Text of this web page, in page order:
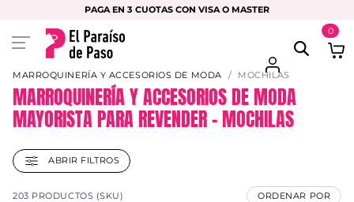
PAGA EN 3 CUOTAS CON VISA O MASTER
0
MARROQUINERÍA Y ACCESORIOS DE MODA MOCHILAS
MARROQUINERÍA Y ACCESORIOS DE MODA
MAYORISTA PARA REVENDER – MOCHILAS
ABRIR FILTROS
203 PRODUCTOS (SKU) ORDENAR POR